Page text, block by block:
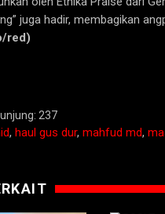
juga hadir, membagikan
red)
237
, haul gus dur, mahfud md,